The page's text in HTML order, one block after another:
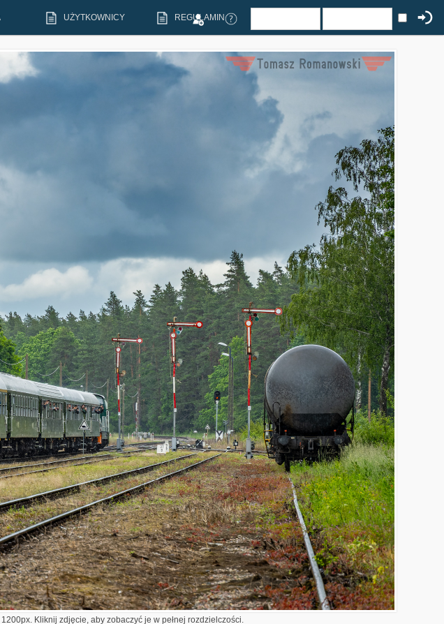
UŻYTKOWNICY REGULAMIN
Kliknij zdjęcie, aby zobaczyć je w pełnej rozdzielczości.